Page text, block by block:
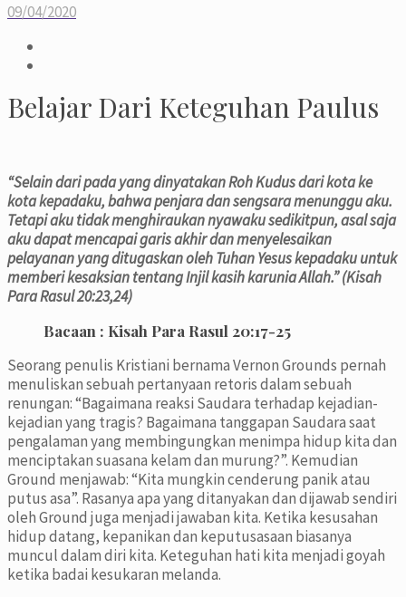
09/04/2020
Belajar Dari Keteguhan Paulus
“Selain dari pada yang dinyatakan Roh Kudus dari kota ke
kota kepadaku, bahwa penjara dan sengsara menunggu aku.
Tetapi aku tidak menghiraukan nyawaku sedikitpun, asal saja
aku dapat mencapai garis akhir dan menyelesaikan
pelayanan yang ditugaskan oleh Tuhan Yesus kepadaku untuk
memberi kesaksian tentang Injil kasih karunia Allah.” (Kisah
Para Rasul 20:23,24)
Bacaan : Kisah Para Rasul 20:17-25
Seorang penulis Kristiani bernama Vernon Grounds pernah
menuliskan sebuah pertanyaan retoris dalam sebuah
renungan: “Bagaimana reaksi Saudara terhadap kejadian-
kejadian yang tragis? Bagaimana tanggapan Saudara saat
pengalaman yang membingungkan menimpa hidup kita dan
menciptakan suasana kelam dan murung?”. Kemudian
Ground menjawab: “Kita mungkin cenderung panik atau
putus asa”. Rasanya apa yang ditanyakan dan dijawab sendiri
oleh Ground juga menjadi jawaban kita. Ketika kesusahan
hidup datang, kepanikan dan keputusasaan biasanya
muncul dalam diri kita. Keteguhan hati kita menjadi goyah
ketika badai kesukaran melanda.